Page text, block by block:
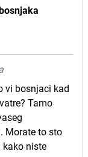
vi bosnjaci kad
Tamo
Morate to sto
niste